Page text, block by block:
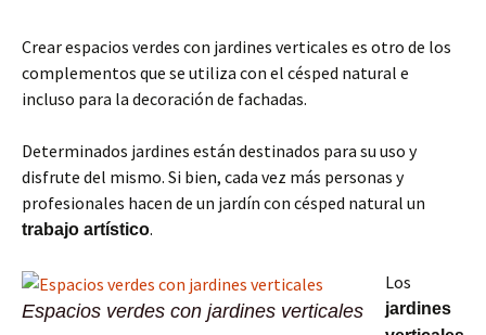
Crear espacios verdes con jardines verticales es otro de los
complementos que se utiliza con el césped natural e
incluso para la decoración de fachadas.
Determinados jardines están destinados para su uso y
disfrute del mismo. Si bien, cada vez más personas y
profesionales hacen de un jardín con césped natural un
trabajo artístico.
Espacios verdes con jardines verticales
Los
jardines